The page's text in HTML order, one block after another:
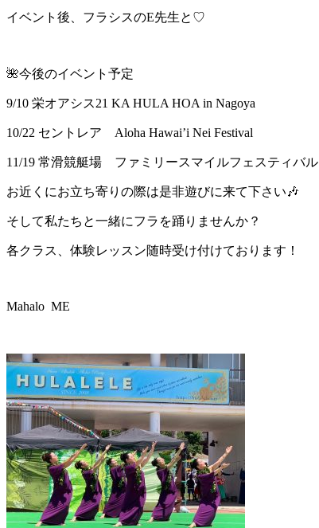
イベント後、フラシスのE先生と♡
🌺今後のイベント予定
9/10 栄オアシス21 KA HULA HOA in Nagoya
10/22 セントレア Aloha Hawai’i Nei Festival
11/19 常滑競艇場 ファミリースマイルフェスティバル
お近くにお立ち寄りの際は是非遊びに来て下さい🎶
そして私たちと一緒にフラを踊りませんか？
各クラス、体験レッスン随時受け付けております！
Mahalo ME